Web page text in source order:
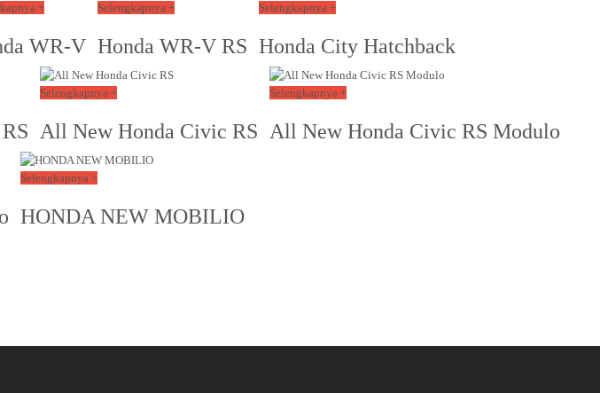
+
WR-V
Selengkapnya +
Honda WR-V RS
Selengkapnya +
Honda City Hatchback
Selengkapnya +
All New Honda Civic RS
Selengkapnya +
All New Honda Civic RS Modulo
Selengkapnya +
HONDA NEW MOBILIO